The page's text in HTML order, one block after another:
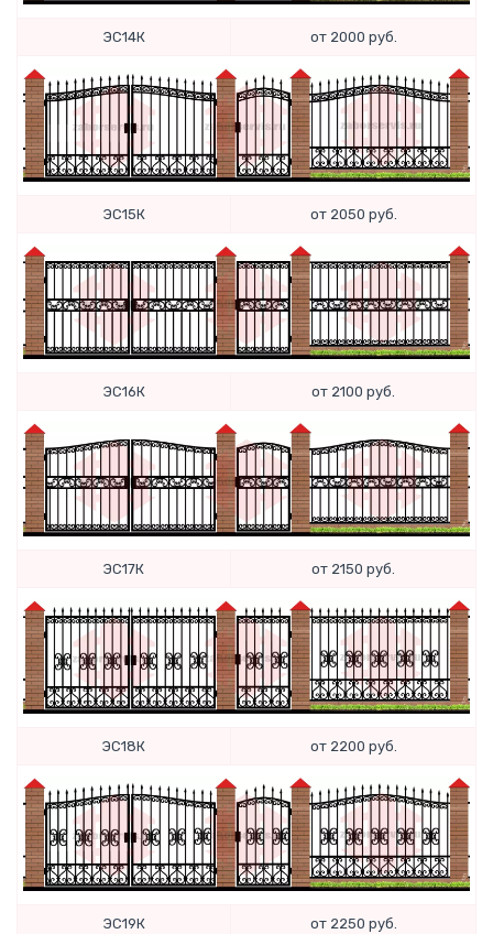
ЭС14К от 2000 руб.
ЭС15К от 2050 руб.
ЭС16К от 2100 руб.
ЭС17К от 2150 руб.
ЭС18К от 2200 руб.
ЭС19К от 2250 руб.